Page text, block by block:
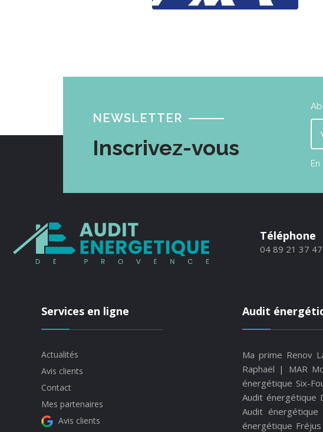
NEWSLETTER
Inscrivez-vous
Téléphone
04 89 21 37 47
Services en ligne
Actualités
Avis clients
Contact
Mes partenaires
Avis clients
Audit
Ma prime Renov
Raphaël | MAR
énergétique Six-
Audit énergétique
Audit énergétique
énergétique Fréjus